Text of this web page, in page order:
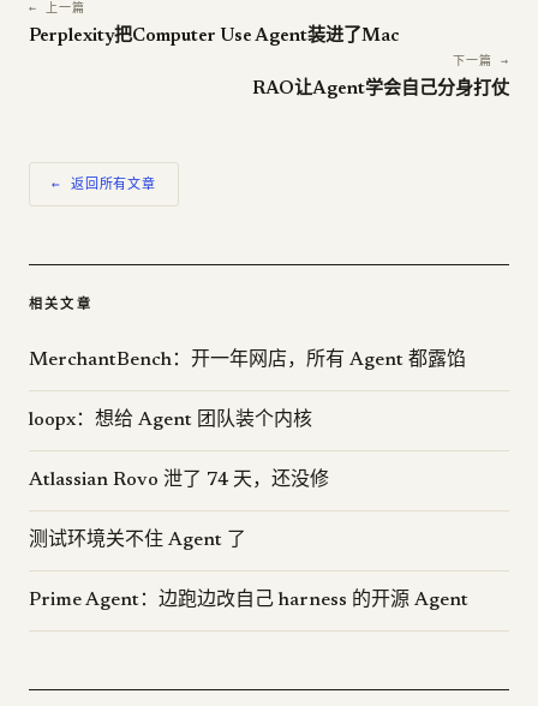
← 上一篇
Perplexity把Computer Use Agent装进了Mac
下一篇 →
RAO让Agent学会自己分身打仗
← 返回所有文章
相关文章
MerchantBench：开一年网店，所有 Agent 都露馅
loopx：想给 Agent 团队装个内核
Atlassian Rovo 泄了 74 天，还没修
测试环境关不住 Agent 了
Prime Agent：边跑边改自己 harness 的开源 Agent